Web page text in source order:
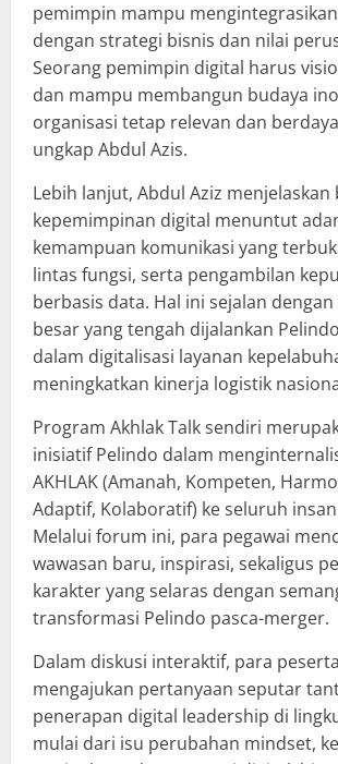
pemimpin mampu
dengan strategi bisnis dan nilai
Seorang pemimpin digital harus
dan mampu membangun budaya
organisasi tetap relevan dan
ungkap Abdul Azis.
Lebih lanjut, Abdul Aziz menjelaskan
kepemimpinan digital menuntut
kemampuan komunikasi yang
lintas fungsi, serta pengambilan
berbasis data. Hal ini sejalan
besar yang tengah dijalankan
dalam digitalisasi layanan
meningkatkan kinerja logistik
Program Akhlak Talk sendiri
inisiatif Pelindo dalam
AKHLAK (Amanah, Kompeten,
Adaptif, Kolaboratif) ke seluruh
Melalui forum ini, para pegawai
wawasan baru, inspirasi, sekaligus
karakter yang selaras dengan
transformasi Pelindo pasca-merger.
Dalam diskusi interaktif, para
mengajukan pertanyaan seputar
penerapan digital leadership di
mulai dari isu perubahan mindset,